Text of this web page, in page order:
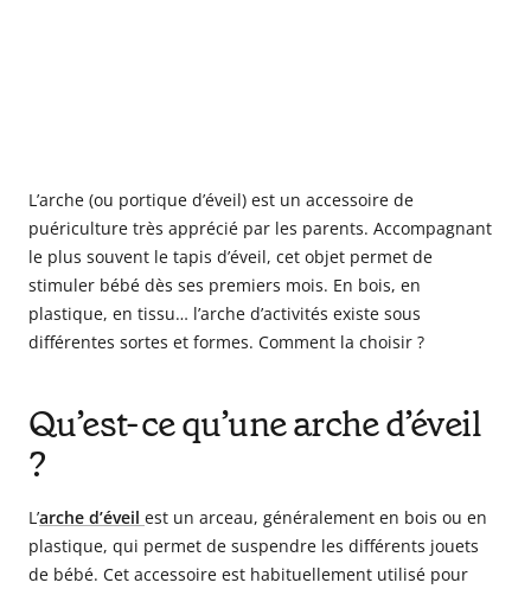
L’arche (ou portique d’éveil) est un accessoire de
puériculture très apprécié par les parents. Accompagnant
le plus souvent le tapis d’éveil, cet objet permet de
stimuler bébé dès ses premiers mois. En bois, en
plastique, en tissu… l’arche d’activités existe sous
différentes sortes et formes. Comment la choisir ?
Qu’est-ce qu’une arche d’éveil
?
L’arche d’éveil est un arceau, généralement en bois ou en
plastique, qui permet de suspendre les différents jouets
de bébé. Cet accessoire est habituellement utilisé pour